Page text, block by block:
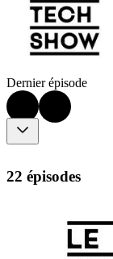
Dernier épisode
22 épisodes